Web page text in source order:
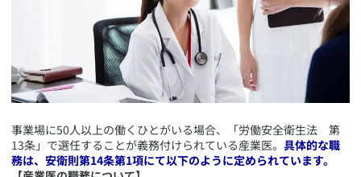
​事業場に50人以上の働くひとがいる場合、「労働安全衛生法 第
13条」で選任することが義務付けられている産業医。 具体的な職
務は、安衛則第14条第1項にて以下のように定められています。